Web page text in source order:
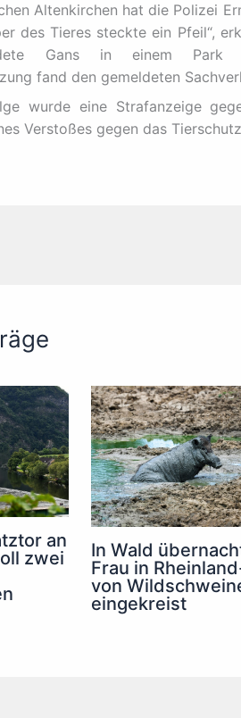
Altenkirchen hat die Polizei
des Tieres steckte ein Pfeil“,
Gans in einem Park
fand den gemeldeten
wurde eine Strafanzeige
Verstoßes gegen das
an
zwei
In Wald
Frau in
von
eingekreist